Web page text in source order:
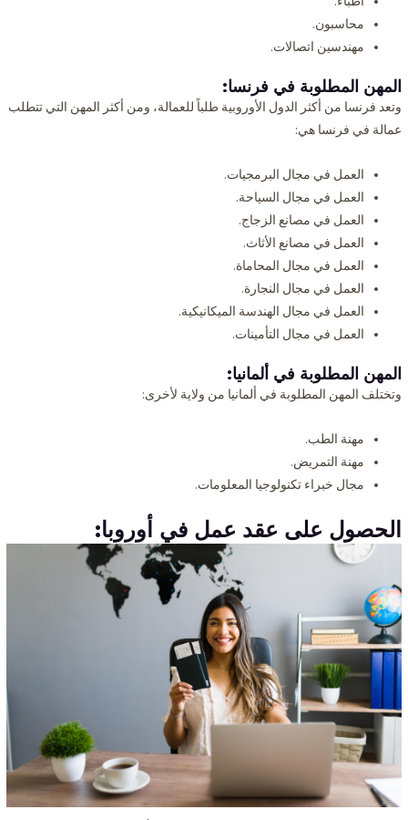
محاسبون.
مهندسين اتصالات.
المهن المطلوبة في فرنسا:
وتعد فرنسا من أكثر الدول الأوروبية طلباً للعمالة، ومن أكثر المهن التي تتطلب
عمالة في فرنسا هي:
العمل في مجال البرمجيات.
العمل في مجال السياحة.
العمل في مصانع الزجاج.
العمل في مصانع الأثاث.
العمل في مجال المحاماة.
العمل في مجال النجارة.
العمل في مجال الهندسة الميكانيكية.
العمل في مجال التأمينات.
المهن المطلوبة في ألمانيا:
وتختلف المهن المطلوبة في ألمانيا من ولاية لأخرى:
مهنة الطب.
مهنة التمريض.
مجال خبراء تكنولوجيا المعلومات.
الحصول على عقد عمل في أوروبا: